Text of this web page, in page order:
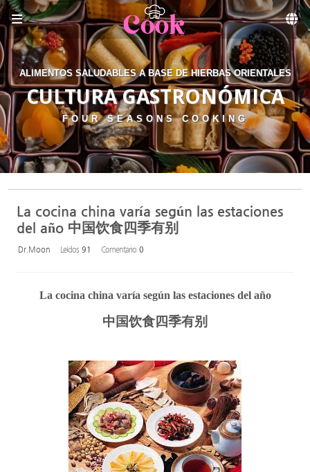
Skip to menu
ALIMENTOS SALUDABLES A BASE DE HIERBAS ORIENTALES
CULTURA GASTRONÓMICA
FOUR SEASONS COOKING
La cocina china varía según las estaciones
del año 中国饮食四季有别
Dr.Moon Leídos 91 Comentario 0
La cocina china varía según las estaciones del año
中国饮食四季有别
Sketchbook5, 스케치북5